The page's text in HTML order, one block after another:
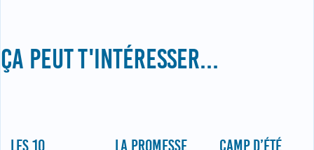
ÇA PEUT T'INTÉRESSER...
LES 10
LA PROMESSE
CAMP D’ÉTÉ